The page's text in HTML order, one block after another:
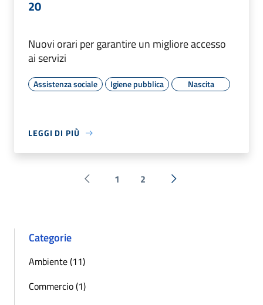
20
Nuovi orari per garantire un migliore accesso
ai servizi
Assistenza sociale Igiene pubblica Nascita
LEGGI DI PIÙ
Pagina precedente
1 2 Successiva »
Categorie
Ambiente (11)
Commercio (1)